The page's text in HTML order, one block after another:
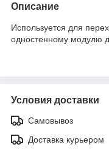
Описание
Используется для
одностенному модулю
Условия доставки
Самовывоз
Доставка курьером